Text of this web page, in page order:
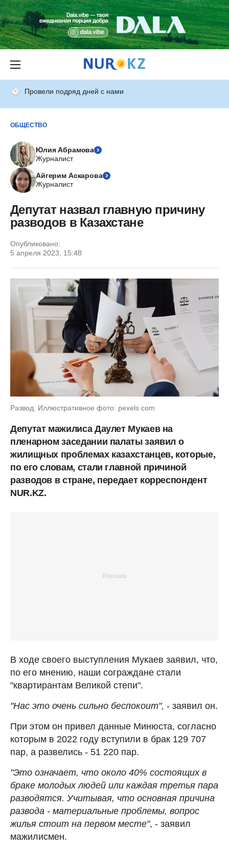
Провели подряд дней с нами
ОБЩЕСТВО
Юлия Абрамова
Журналист
Айгерим Аскарова
Журналист
Депутат назвал главную причину
разводов в Казахстане
Опубликовано:
5 апреля 2023, 15:48
Развод. Иллюстративное фото: pexels.com
Депутат мажилиса Даулет Мукаев на
пленарном заседании палаты заявил о
жилищных проблемах казахстанцев, которые,
по его словам, стали главной причиной
разводов в стране, передает корреспондент
NUR.KZ.
В ходе своего выступления Мукаев заявил, что,
по его мнению, наши сограждане стали
"квартирантам Великой степи".
"Нас это очень сильно беспокоит", - заявил он.
При этом он привел данные Минюста, согласно
которым в 2022 году вступили в брак 129 707
пар, а развелись - 51 220 пар.
"Это означает, что около 40% состоящих в
браке молодых людей или каждая третья пара
разводятся. Учитывая, что основная причина
развода - материальные проблемы, вопрос
жилья стоит на первом месте", - заявил
мажилисмен.